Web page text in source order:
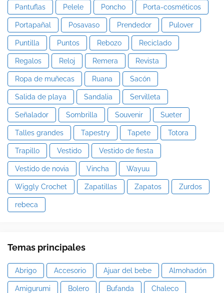
Pantuflas Pelele Poncho Porta-cosméticos
Portapañal Posavaso Prendedor Pulover
Puntilla Puntos Rebozo Reciclado
Regalos Reloj Remera Revista
Ropa de muñecas Ruana Sacón
Salida de playa Sandalia Servilleta
Señalador Sombrilla Souvenir Sueter
Talles grandes Tapestry Tapete Totora
Trapillo Vestido Vestido de fiesta
Vestido de novia Vincha Wayuu
Wiggly Crochet Zapatillas Zapatos Zurdos
rebeca
Temas principales
Abrigo Accesorio Ajuar del bebe Almohadón
Amigurumi Bolero Bufanda Chaleco